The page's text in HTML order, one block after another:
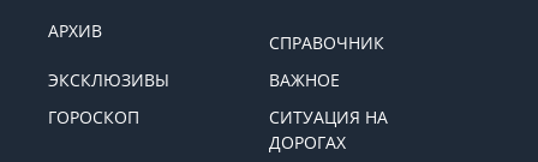
АРХИВ
СПРАВОЧНИК
ЭКСКЛЮЗИВЫ
ВАЖНОЕ
ГОРОСКОП
СИТУАЦИЯ НА
ДОРОГАХ